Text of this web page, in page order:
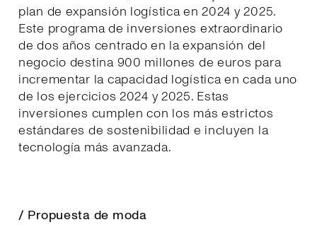
plan de expansión logística en 2024 y 2025.
Este programa de inversiones extraordinario
de dos años centrado en la expansión del
negocio destina 900 millones de euros para
incrementar la capacidad logística en cada uno
de los ejercicios 2024 y 2025. Estas
inversiones cumplen con los más estrictos
estándares de sostenibilidad e incluyen la
tecnología más avanzada.
/ Propuesta de moda